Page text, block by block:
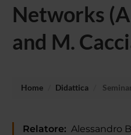
Networks
and M.
Home Didattica
Relatore: Alessandro